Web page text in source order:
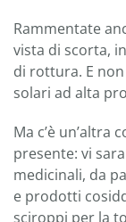
Rammentate
vista di scorta,
di rottura. E non
solari ad alta
Ma c’è un’altra
presente: vi
medicinali, da
e prodotti
sciroppi per la